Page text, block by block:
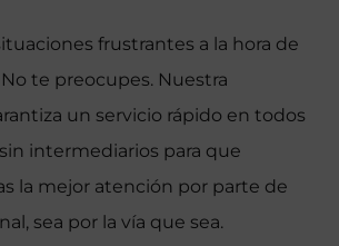
frustrantes a la hora de
te preocupes. Nuestra
un servicio rápido en todos
intermediarios para que
la mejor atención por parte de
sea por la vía que sea.